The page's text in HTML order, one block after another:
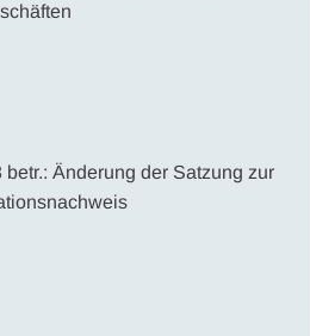
Änderung der Satzung zur